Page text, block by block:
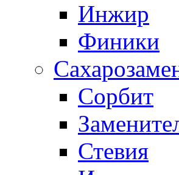
Инжир
Финики
Сорбит
Стевия